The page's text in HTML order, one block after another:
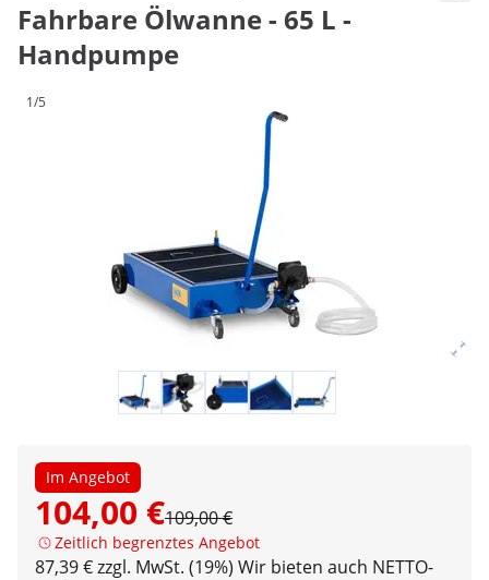
Fahrbare Ölwanne - 65 L -
Handpumpe
1/5
Im Angebot
104,00 €109,00 €
Zeitlich begrenztes Angebot
87,39 € zzgl. MwSt. (19%) Wir bieten auch NETTO-